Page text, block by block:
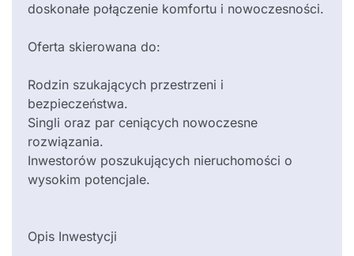
doskonałe połączenie komfortu i nowoczesności.
Oferta skierowana do:
Rodzin szukających przestrzeni i
bezpieczeństwa.
Singli oraz par ceniących nowoczesne
rozwiązania.
Inwestorów poszukujących nieruchomości o
wysokim potencjale.
Opis Inwestycji